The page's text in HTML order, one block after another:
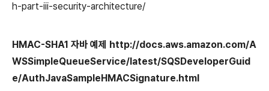
h-part-iii-security-architecture/
HMAC-SHA1 자바 예제 http://docs.aws.amazon.com/A
WSSimpleQueueService/latest/SQSDeveloperGuid
e/AuthJavaSampleHMACSignature.html